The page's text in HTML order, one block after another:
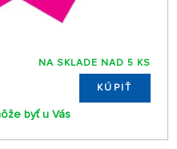
NA SKLADE NAD 5 KS
KÚPIŤ
byť u Vás